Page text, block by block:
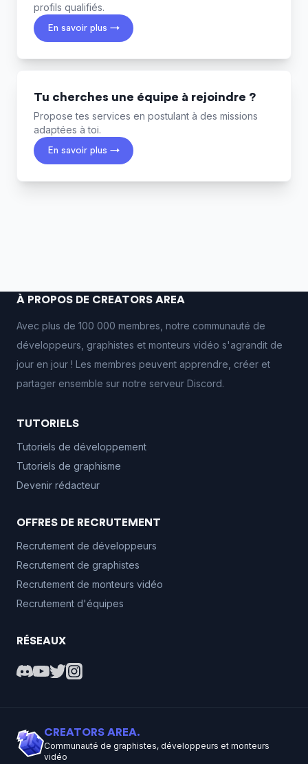
profils qualifiés.
En savoir plus →
Tu cherches une équipe à rejoindre ?
Propose tes services en postulant à des missions
adaptées à toi.
En savoir plus →
À PROPOS DE CREATORS AREA
Avec plus de 100 000 membres, notre communauté de
développeurs, graphistes et monteurs vidéo s'agrandit de
jour en jour ! Les membres peuvent apprendre, créer et
partager ensemble sur notre serveur Discord.
TUTORIELS
Tutoriels de développement
Tutoriels de graphisme
Devenir rédacteur
OFFRES DE RECRUTEMENT
Recrutement de développeurs
Recrutement de graphistes
Recrutement de monteurs vidéo
Recrutement d'équipes
RÉSEAUX
CREATORS AREA.
Communauté de graphistes, développeurs et monteurs
vidéo